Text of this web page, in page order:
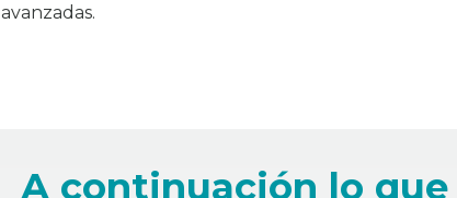
avanzadas.
A continuación lo